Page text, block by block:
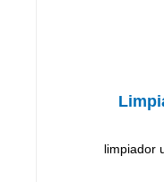
limpiador